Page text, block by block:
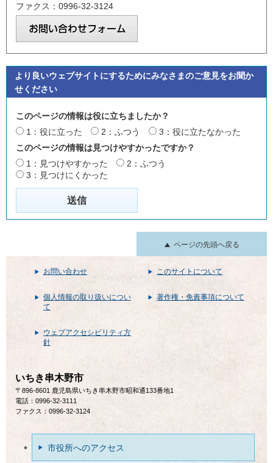
ファクス：0996-32-3124
より良いウェブサイトにするためにみなさまのご意見をお聞か
せください
このページの情報は役に立ちましたか？
1：役に立った
2：ふつう
3：役に立たなかった
このページの情報は見つけやすかったですか？
1：見つけやすかった
2：ふつう
3：見つけにくかった
ページの先頭へ戻る
お問い合わせ このサイトについて
個人情報の取り扱いについ
て
著作権・免責事項について
ウェブアクセシビリティ方
針
いちき串木野市
〒896-8601 鹿児島県いちき串木野市昭和通133番地1
電話：0996-32-3111
ファクス：0996-32-3124
市役所へのアクセス